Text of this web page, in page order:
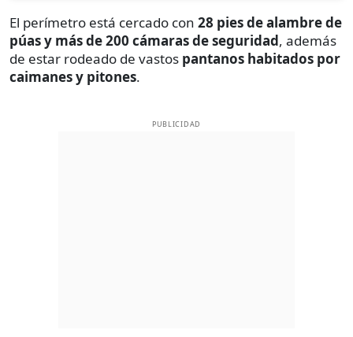
El perímetro está cercado con 28 pies de alambre de
púas y más de 200 cámaras de seguridad, además
de estar rodeado de vastos pantanos habitados por
caimanes y pitones.
PUBLICIDAD